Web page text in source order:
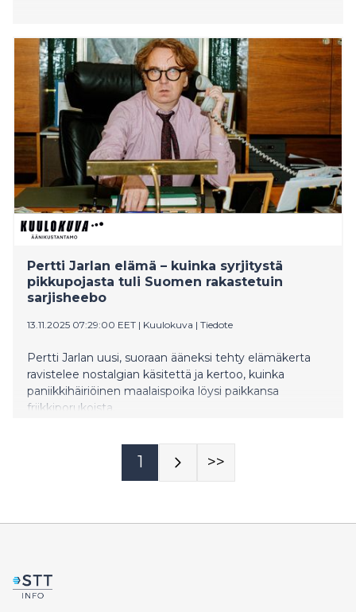
Pertti Jarlan elämä – kuinka syrjitystä
pikkupojasta tuli Suomen rakastetuin
sarjisheebo
13.11.2025 07:29:00 EET | Kuulokuva | Tiedote
Pertti Jarlan uusi, suoraan ääneksi tehty elämäkerta
ravistelee nostalgian käsitettä ja kertoo, kuinka
paniikkihäiriöinen maalaispoika löysi paikkansa
friikkiporukoista.
1 >>